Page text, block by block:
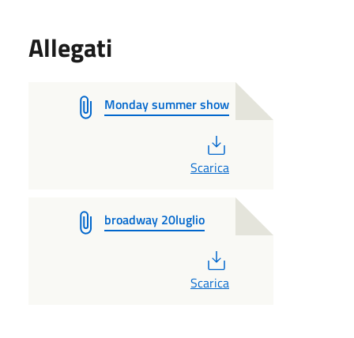
Allegati
Monday summer show
Scarica
broadway 20luglio
Scarica